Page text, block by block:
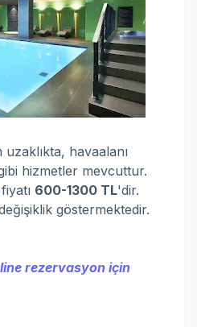
havaalanı
hizmetler mevcuttur.
600-1300 TL'dir.
göstermektedir.
rezervasyon için